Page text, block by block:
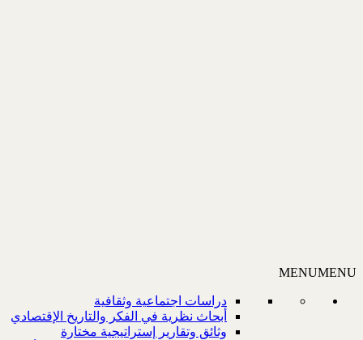
MENUMENU
دراسات اجتماعية وثقافية
أبحاث نظرية في الفكر والتاريخ الإقتصادي
وثائق وتقارير إستراتيجية مختارة